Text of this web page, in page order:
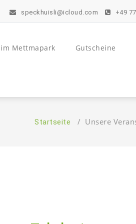
speckhuisli@icloud.com +49
Mettmapark Gutscheine
Startseite / Unsere